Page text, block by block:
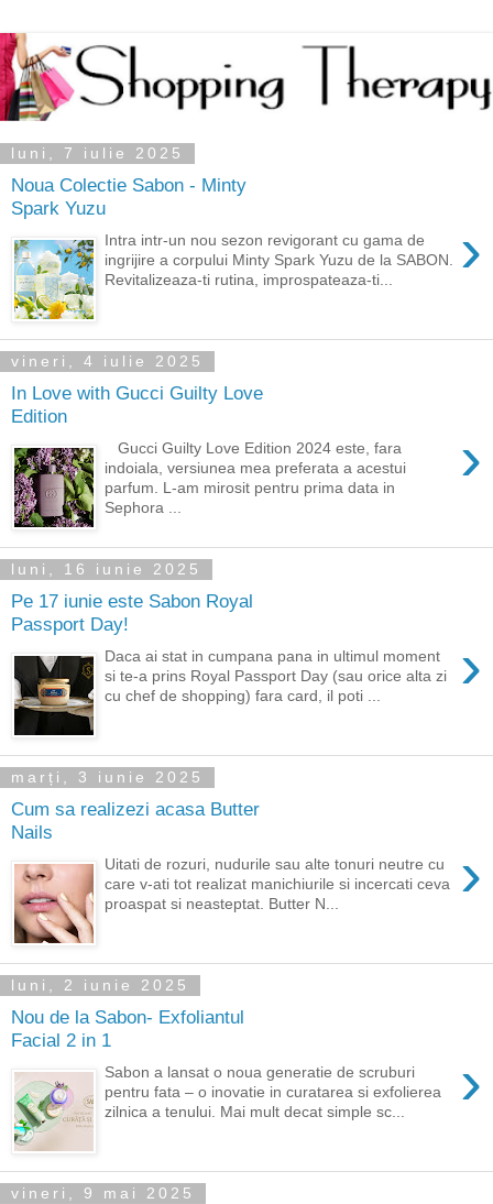
luni, 7 iulie 2025
Noua Colectie Sabon - Minty
Spark Yuzu
›
Intra intr-un nou sezon revigorant cu gama de
ingrijire a corpului Minty Spark Yuzu de la SABON.
Revitalizeaza-ti rutina, improspateaza-ti...
vineri, 4 iulie 2025
In Love with Gucci Guilty Love
Edition
›
Gucci Guilty Love Edition 2024 este, fara
indoiala, versiunea mea preferata a acestui
parfum. L-am mirosit pentru prima data in
Sephora ...
luni, 16 iunie 2025
Pe 17 iunie este Sabon Royal
Passport Day!
›
Daca ai stat in cumpana pana in ultimul moment
si te-a prins Royal Passport Day (sau orice alta zi
cu chef de shopping) fara card, il poti ...
marți, 3 iunie 2025
Cum sa realizezi acasa Butter
Nails
›
Uitati de rozuri, nudurile sau alte tonuri neutre cu
care v-ati tot realizat manichiurile si incercati ceva
proaspat si neasteptat. Butter N...
luni, 2 iunie 2025
Nou de la Sabon- Exfoliantul
Facial 2 in 1
›
Sabon a lansat o noua generatie de scruburi
pentru fata – o inovatie in curatarea si exfolierea
zilnica a tenului. Mai mult decat simple sc...
vineri, 9 mai 2025